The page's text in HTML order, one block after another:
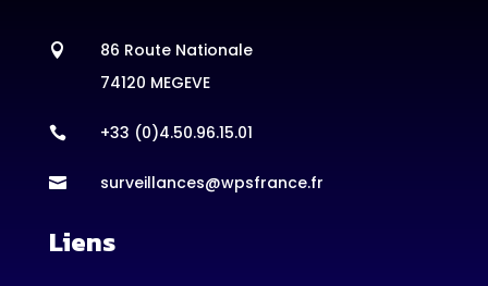

86 Route Nationale
74120 MEGEVE
 +33 (0)4.50.96.15.01
 surveillances@wpsfrance.fr
Liens